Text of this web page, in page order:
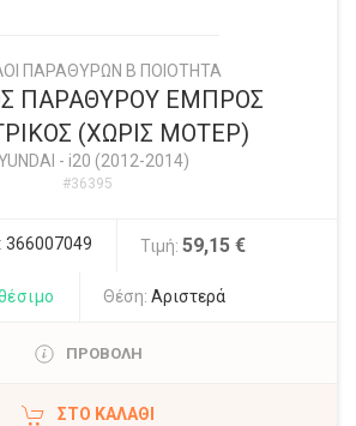
ΠΑΡΑΘΥΡΩΝ Β ΠΟΙΟΤΗΤΑ
ΠΑΡΑΘΥΡΟΥ ΕΜΠΡΟΣ
(ΧΩΡΙΣ ΜΟΤΕΡ)
- i20 (2012-2014)
#36395
366007049 Τιμή: 59,15 €
Θέση: Αριστερά
ΠΡΟΒΟΛΗ
ΣΤΟ ΚΑΛΆΘΙ